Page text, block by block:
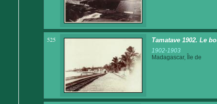
525 Tamatave 1902. Le
1902-1903
Madagascar, Île de